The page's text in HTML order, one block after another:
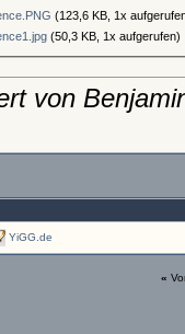
(123,6 KB, 1x
(50,3 KB, 1x aufgerufen)
von
YiGG.de
«